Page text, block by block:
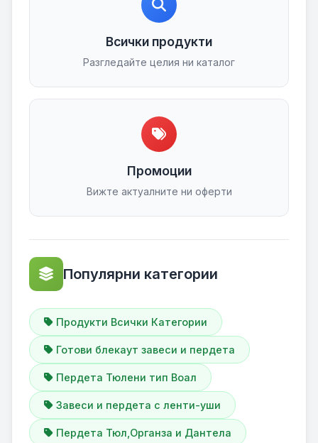
Всички продукти
Разгледайте целия ни каталог
Промоции
Вижте актуалните ни оферти
Популярни категории
Продукти Всички Категории
Готови блекаут завеси и пердета
Пердета Тюлени тип Воал
Завеси и пердета с ленти-уши
Пердета Тюл,Органза и Дантела